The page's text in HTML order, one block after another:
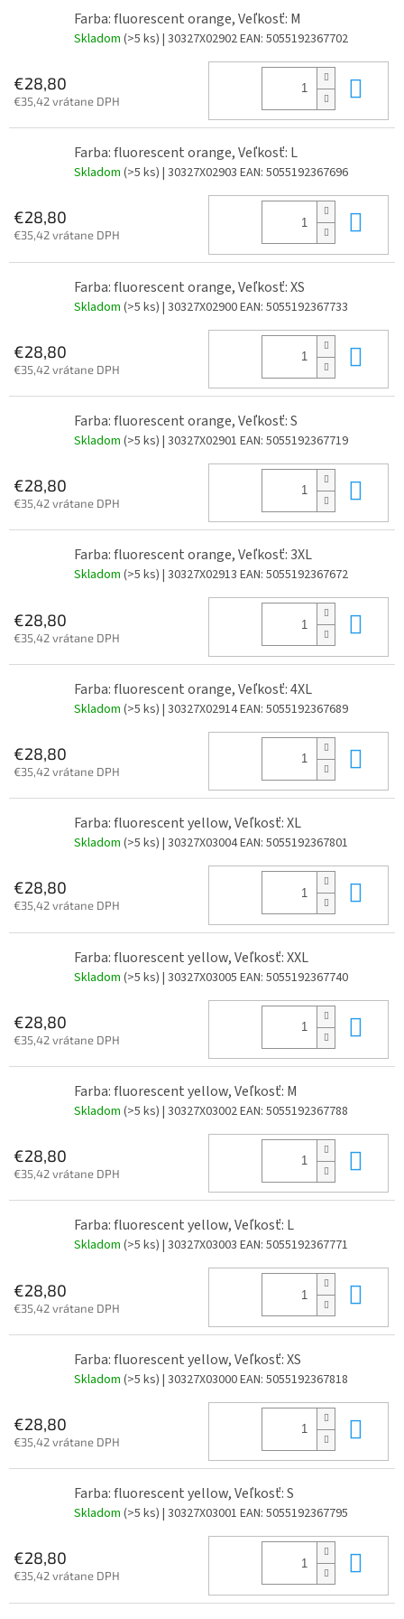
Farba: fluorescent orange, Veľkosť: M
Skladom (>5 ks) | 30327X02902EAN: 5055192367702
€28,80
€35,42 vrátane DPH
Farba: fluorescent orange, Veľkosť: L
Skladom (>5 ks) | 30327X02903 EAN: 5055192367696
€28,80
€35,42 vrátane DPH
Farba: fluorescent orange, Veľkosť: XS
Skladom (>5 ks) | 30327X02900EAN: 5055192367733
€28,80
€35,42 vrátane DPH
Farba: fluorescent orange, Veľkosť: S
Skladom (>5 ks) | 30327X02901 EAN: 5055192367719
€28,80
€35,42 vrátane DPH
Farba: fluorescent orange, Veľkosť: 3XL
Skladom (>5 ks) | 30327X02913 EAN: 5055192367672
€28,80
€35,42 vrátane DPH
Farba: fluorescent orange, Veľkosť: 4XL
Skladom (>5 ks) | 30327X02914EAN: 5055192367689
€28,80
€35,42 vrátane DPH
Farba: fluorescent yellow, Veľkosť: XL
Skladom (>5 ks) | 30327X03004EAN: 5055192367801
€28,80
€35,42 vrátane DPH
Farba: fluorescent yellow, Veľkosť: XXL
Skladom (>5 ks) | 30327X03005 EAN: 5055192367740
€28,80
€35,42 vrátane DPH
Farba: fluorescent yellow, Veľkosť: M
Skladom (>5 ks) | 30327X03002EAN: 5055192367788
€28,80
€35,42 vrátane DPH
Farba: fluorescent yellow, Veľkosť: L
Skladom (>5 ks) | 30327X03003 EAN: 5055192367771
€28,80
€35,42 vrátane DPH
Farba: fluorescent yellow, Veľkosť: XS
Skladom (>5 ks) | 30327X03000EAN: 5055192367818
€28,80
€35,42 vrátane DPH
Farba: fluorescent yellow, Veľkosť: S
Skladom (>5 ks) | 30327X03001 EAN: 5055192367795
€28,80
€35,42 vrátane DPH